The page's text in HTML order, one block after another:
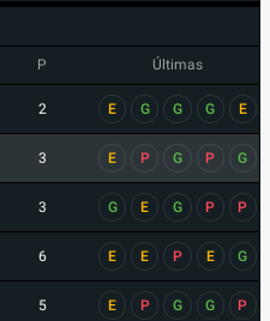
P Últimas
2 E G G G E
3 E P G P G
3 G E G P P
6 E E P E G
5 E P G G P